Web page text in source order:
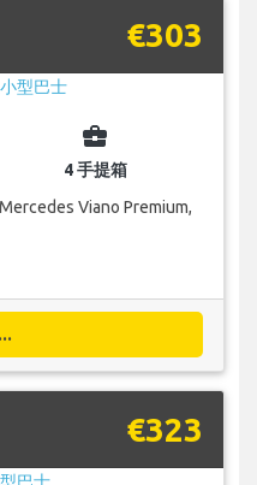
€303
business_center
4 手提箱
Viano Premium,
€323